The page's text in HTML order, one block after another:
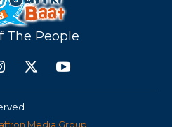
The People
Media Group